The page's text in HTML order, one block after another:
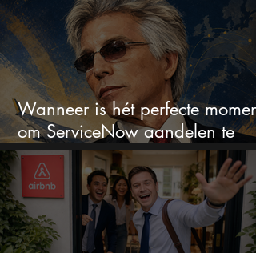
Wanneer is hét perfecte moment
om ServiceNow aandelen te
kopen?